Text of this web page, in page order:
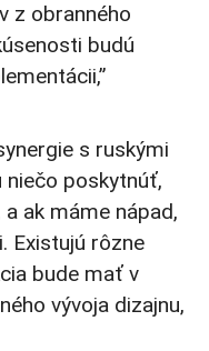
z obranného
budú
s ruskými
poskytnúť,
ak máme nápad,
Existujú rôzne
bude mať v
vývoja dizajnu,